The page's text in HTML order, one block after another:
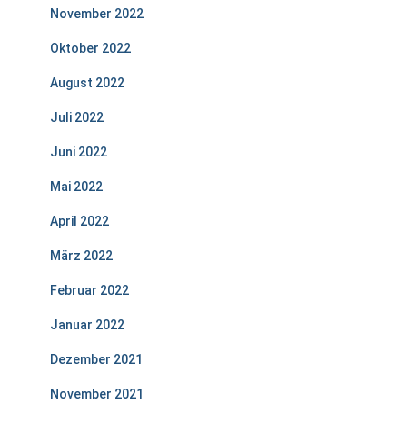
November 2022
Oktober 2022
August 2022
Juli 2022
Juni 2022
Mai 2022
April 2022
März 2022
Februar 2022
Januar 2022
Dezember 2021
November 2021